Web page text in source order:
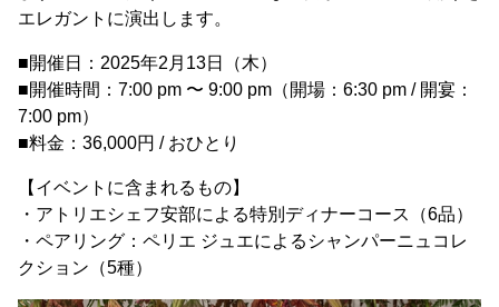
エレガントに演出します。
■開催日：2025年2月13日（木）
■開催時間：7:00 pm 〜 9:00 pm（開場：6:30 pm / 開宴：
7:00 pm）
■料金：36,000円 / おひとり
【イベントに含まれるもの】
・アトリエシェフ安部による特別ディナーコース（6品）
・ペアリング：ペリエ ジュエによるシャンパーニュコレ
クション（5種）